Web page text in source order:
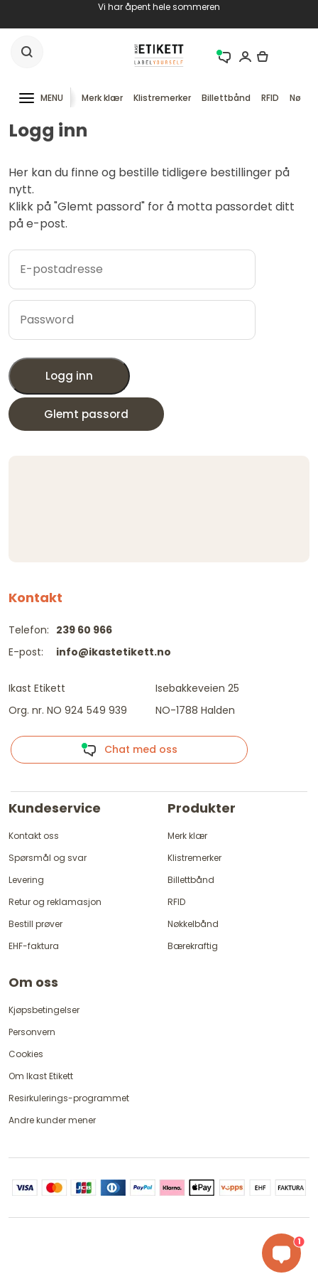
Vi har åpent hele sommeren
MENU Merk klær Klistremerker Billettbånd RFID
Logg inn
Her kan du finne og bestille tidligere bestillinger på
nytt.
Klikk på "Glemt passord" for å motta passordet ditt
på e-post.
Logg inn
Glemt passord
Kontakt
Telefon:
E-post:
239 60 966
info@ikastetikett.no
Ikast Etikett
Org. nr. NO 924 549 939
Isebakkeveien 25
NO-1788 Halden
Chat med oss
Kundeservice
Kontakt oss
Spørsmål og svar
Levering
Retur og reklamasjon
Bestill prøver
EHF-faktura
Produkter
Merk klær
Klistremerker
Billettbånd
RFID
Nøkkelbånd
Bærekraftig
Om oss
Kjøpsbetingelser
Personvern
Cookies
Om Ikast Etikett
Resirkulerings-programmet
Andre kunder mener
1